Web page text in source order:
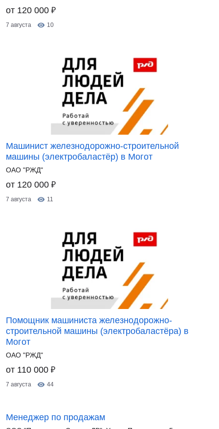
от 120 000 ₽
7 августа 10
Машинист железнодорожно-строительной
машины (электробаластёр) в Могот
ОАО "РЖД"
от 120 000 ₽
7 августа 11
Помощник машиниста железнодорожно-
строительной машины (электробаластёра) в
Могот
ОАО "РЖД"
от 110 000 ₽
7 августа 44
Менеджер по продажам